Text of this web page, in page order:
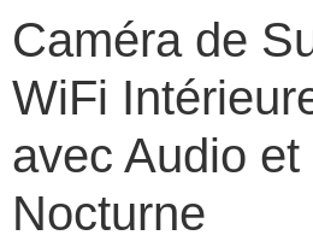
Caméra de
WiFi
avec Audio et
Nocturne